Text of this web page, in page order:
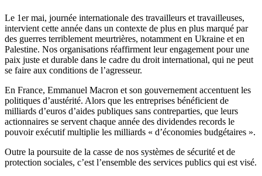
Le 1er mai, journée internationale des travailleurs et travailleuses,
intervient cette année dans un contexte de plus en plus marqué par
des guerres terriblement meurtrières, notamment en Ukraine et en
Palestine. Nos organisations réaffirment leur engagement pour une
paix juste et durable dans le cadre du droit international, qui ne peut
se faire aux conditions de l’agresseur.
En France, Emmanuel Macron et son gouvernement accentuent les
politiques d’austérité. Alors que les entreprises bénéficient de
milliards d’euros d’aides publiques sans contreparties, que leurs
actionnaires se servent chaque année des dividendes records le
pouvoir exécutif multiplie les milliards « d’économies budgétaires ».
Outre la poursuite de la casse de nos systèmes de sécurité et de
protection sociales, c’est l’ensemble des services publics qui est visé.